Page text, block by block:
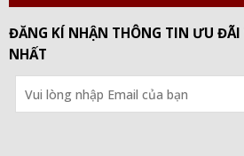
ĐĂNG KÍ NHẬN THÔNG TIN ƯU
NHẤT